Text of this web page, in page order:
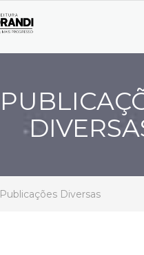
Publicações Diversas